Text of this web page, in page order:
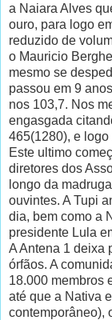
a Naiara Alves
ouro, para logo
reduzido de
o Mauricio
mesmo se
passou em 9
nos 103,7. Nos
engasgada
465(1280), e
Este ultimo
diretores dos
longo da
ouvintes. A Tupi
dia, bem como a
presidente Lula
A Antena 1 deixa
órfãos. A
18.000 membros
até que a Nativa
contemporâneo),